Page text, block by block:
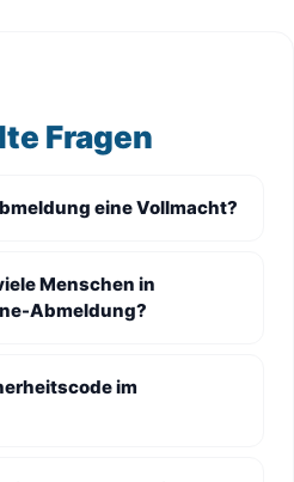
Fragen
eine Vollmacht?
Menschen in
Abmeldung?
im